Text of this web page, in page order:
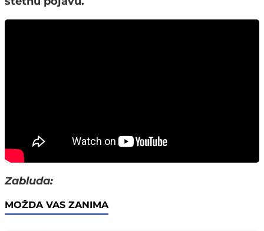
Zabluda:
MOŽDA VAS ZANIMA